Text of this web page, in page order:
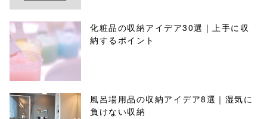
化粧品の収納アイデア30選｜上手に収
納するポイント
風呂場用品の収納アイデア8選｜湿気に
負けない収納